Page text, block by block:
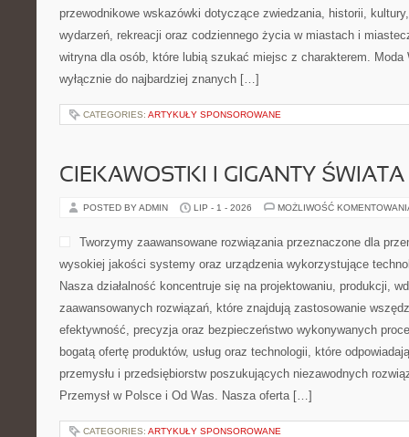
przewodnikowe wskazówki dotyczące zwiedzania, historii,
wydarzeń, rekreacji oraz codziennego życia w miastach i
witryna dla osób, które lubią szukać miejsc z charakterem. Moda
wyłącznie do najbardziej znanych […]
CATEGORIES: ARTYKUŁY SPONSOROWANE
CIEKAWOSTKI I GIGANTY ŚWIATA
POSTED BY ADMIN LIP - 1 - 2026 MOŻLIWOŚĆ
Tworzymy zaawansowane rozwiązania przeznaczone dla
wysokiej jakości systemy oraz urządzenia wykorzystujące
Nasza działalność koncentruje się na projektowaniu, produkcji,
zaawansowanych rozwiązań, które znajdują zastosowanie
efektywność, precyzja oraz bezpieczeństwo wykonywanych
bogatą ofertę produktów, usług oraz technologii, które
przemysłu i przedsiębiorstw poszukujących niezawodnych
Przemysł w Polsce i Od Was. Nasza oferta […]
CATEGORIES: ARTYKUŁY SPONSOROWANE